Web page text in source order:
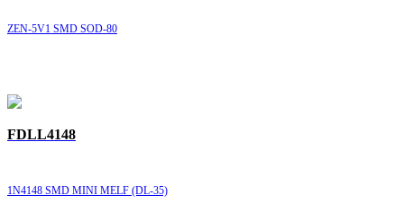
ZEN-5V1 SMD SOD-80
FDLL4148
1N4148 SMD MINI MELF (DL-35)